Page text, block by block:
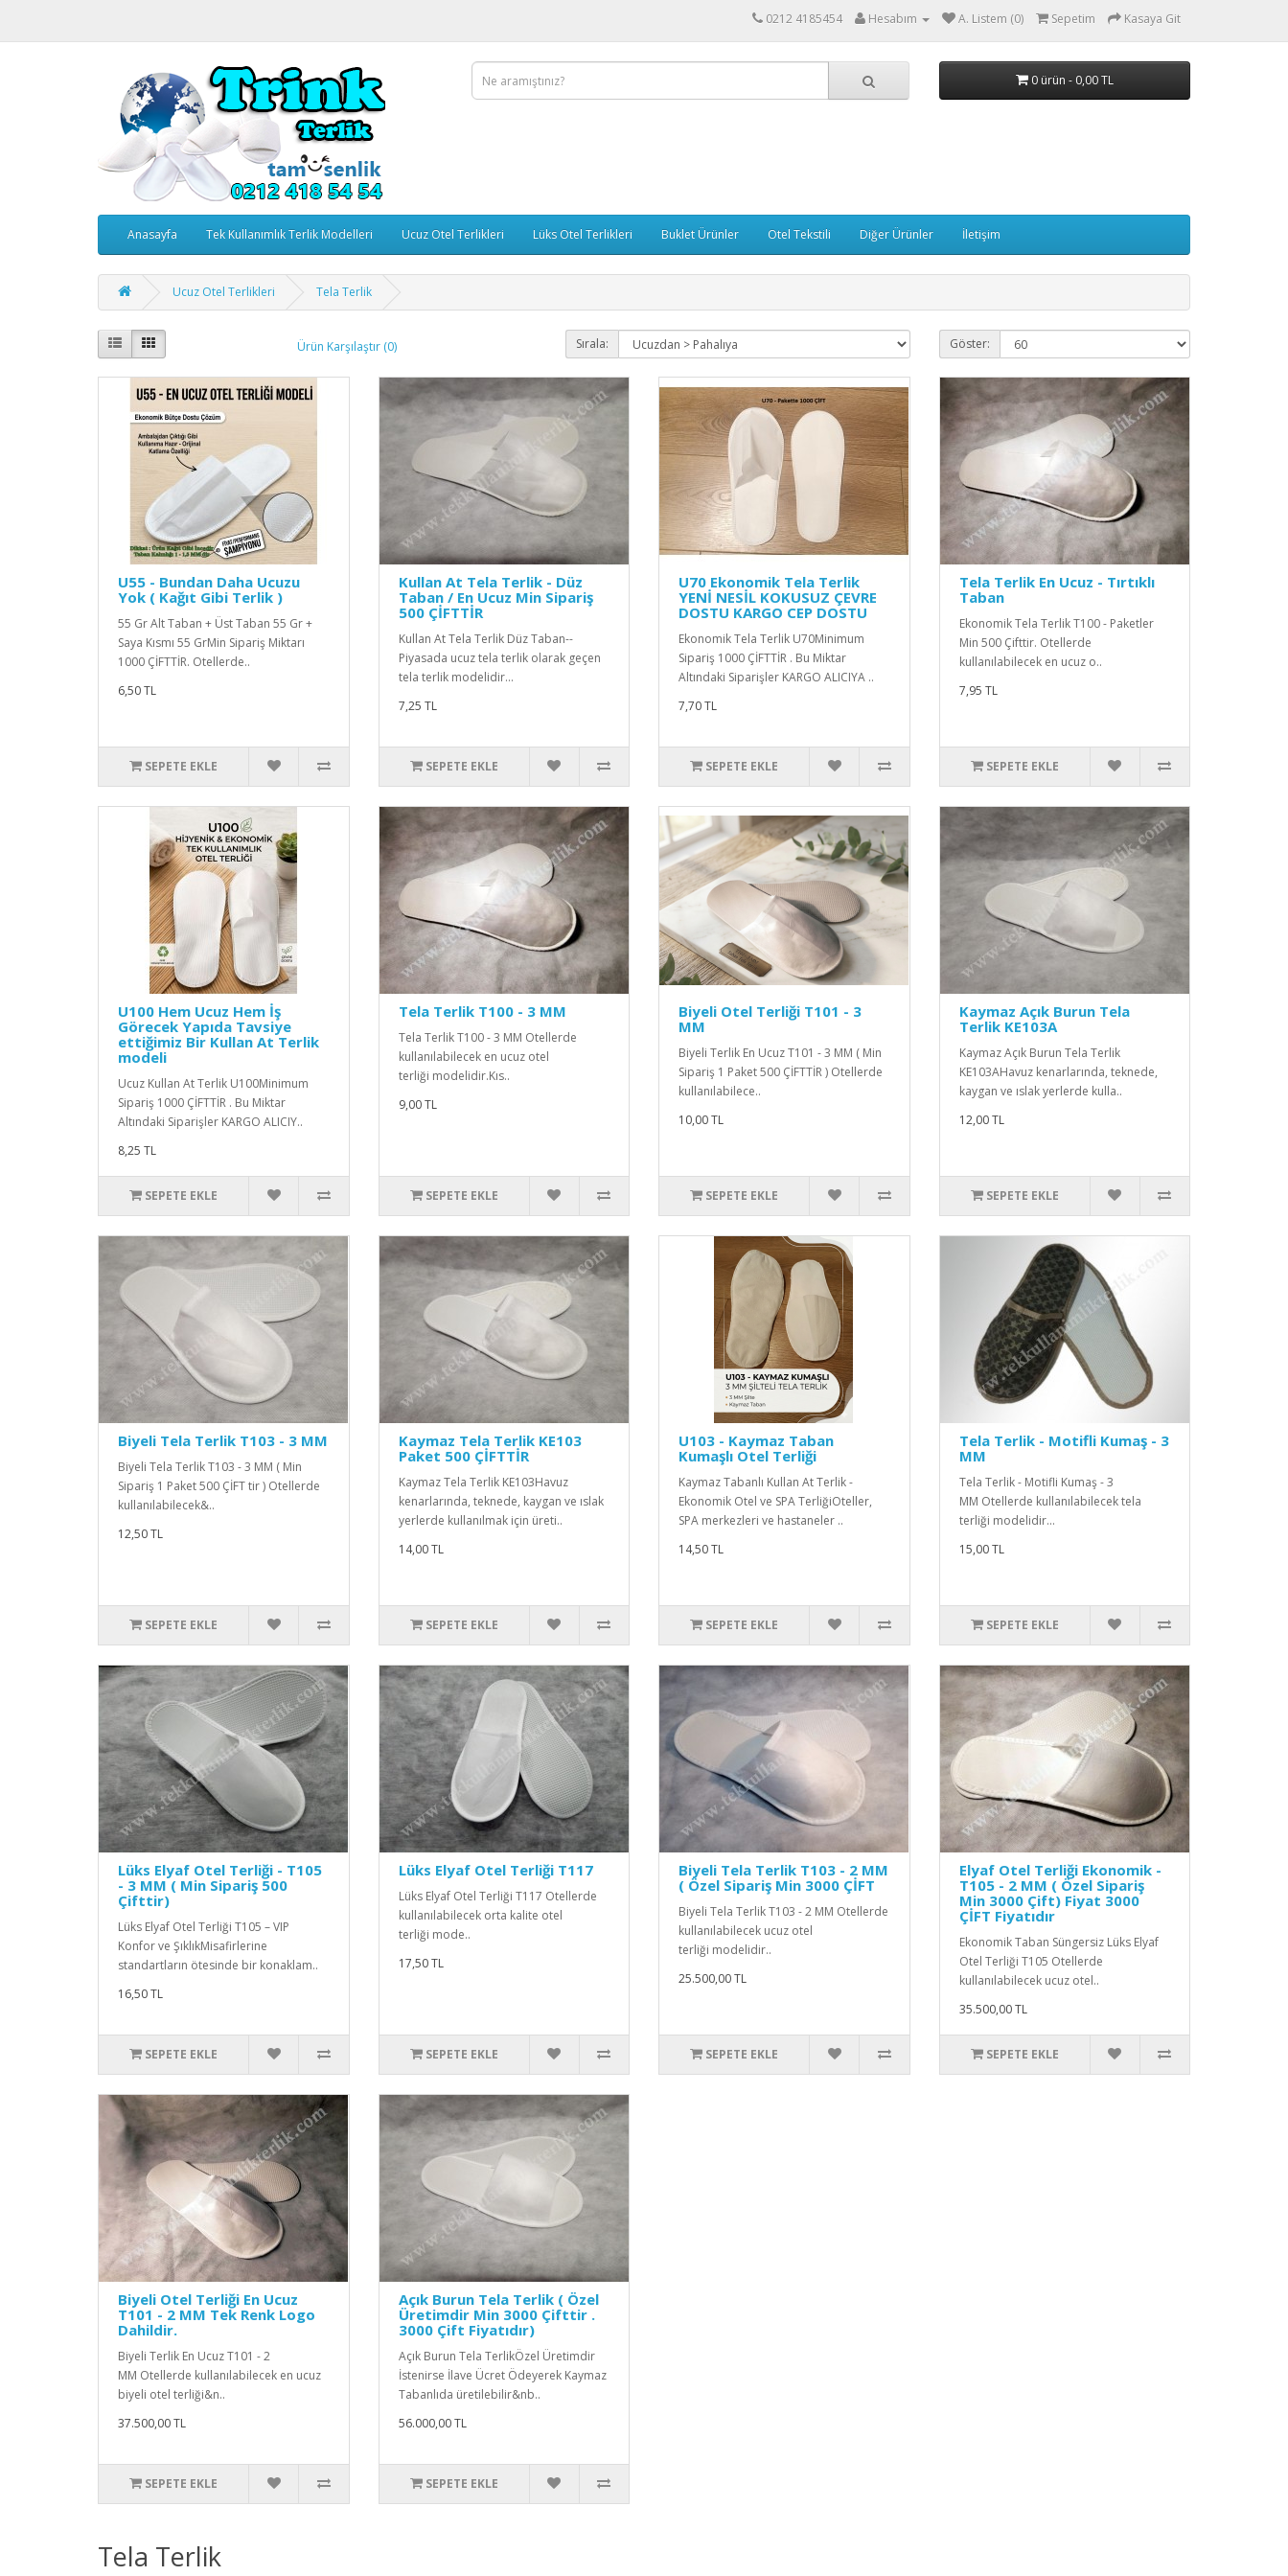
0212 4185454 Hesabım A. Listem (0) Sepetim Kasaya Git
0 ürün - 0,00 TL
Anasayfa Tek Kullanımlık Terlik Modelleri Ucuz Otel Terlikleri Lüks Otel Terlikleri Buklet Ürünler Otel Tekstili Diğer Ürünler İletişim
Ucuz Otel Terlikleri Tela Terlik
Ürün Karşılaştır (0) Sırala: Göster:
U55 - Bundan Daha Ucuzu
Yok ( Kağıt Gibi Terlik )
55 Gr Alt Taban + Üst Taban 55 Gr +
Saya Kısmı 55 GrMin Sipariş Miktarı
1000 ÇİFTTİR. Otellerde..
6,50 TL
SEPETE EKLE
Kullan At Tela Terlik - Düz
Taban / En Ucuz Min Sipariş
500 ÇİFTTİR
Kullan At Tela Terlik Düz Taban--
Piyasada ucuz tela terlik olarak geçen
tela terlik modelidir...
7,25 TL
SEPETE EKLE
U70 Ekonomik Tela Terlik
YENİ NESİL KOKUSUZ ÇEVRE
DOSTU KARGO CEP DOSTU
Ekonomik Tela Terlik U70Minimum
Sipariş 1000 ÇİFTTİR . Bu Miktar
Altındaki Siparişler KARGO ALICIYA ..
7,70 TL
SEPETE EKLE
Tela Terlik En Ucuz - Tırtıklı
Taban
Ekonomik Tela Terlik T100 - Paketler
Min 500 Çifttir. Otellerde
kullanılabilecek en ucuz o..
7,95 TL
SEPETE EKLE
U100 Hem Ucuz Hem İş
Görecek Yapıda Tavsiye
ettiğimiz Bir Kullan At Terlik
modeli
Ucuz Kullan At Terlik U100Minimum
Sipariş 1000 ÇİFTTİR . Bu Miktar
Altındaki Siparişler KARGO ALICIY..
8,25 TL
SEPETE EKLE
Tela Terlik T100 - 3 MM
Tela Terlik T100 - 3 MM Otellerde
kullanılabilecek en ucuz otel
terliği modelidir.Kıs..
9,00 TL
SEPETE EKLE
Biyeli Otel Terliği T101 - 3
MM
Biyeli Terlik En Ucuz T101 - 3 MM ( Min
Sipariş 1 Paket 500 ÇİFTTİR ) Otellerde
kullanılabilece..
10,00 TL
SEPETE EKLE
Kaymaz Açık Burun Tela
Terlik KE103A
Kaymaz Açık Burun Tela Terlik
KE103AHavuz kenarlarında, teknede,
kaygan ve ıslak yerlerde kulla..
12,00 TL
SEPETE EKLE
Biyeli Tela Terlik T103 - 3 MM
Biyeli Tela Terlik T103 - 3 MM ( Min
Sipariş 1 Paket 500 ÇİFT tir ) Otellerde
kullanılabilecek&..
12,50 TL
SEPETE EKLE
Kaymaz Tela Terlik KE103
Paket 500 ÇİFTTİR
Kaymaz Tela Terlik KE103Havuz
kenarlarında, teknede, kaygan ve ıslak
yerlerde kullanılmak için üreti..
14,00 TL
SEPETE EKLE
U103 - Kaymaz Taban
Kumaşlı Otel Terliği
Kaymaz Tabanlı Kullan At Terlik -
Ekonomik Otel ve SPA TerliğiOteller,
SPA merkezleri ve hastaneler ..
14,50 TL
SEPETE EKLE
Tela Terlik - Motifli Kumaş - 3
MM
Tela Terlik - Motifli Kumaş - 3
MM Otellerde kullanılabilecek tela
terliği modelidir...
15,00 TL
SEPETE EKLE
Lüks Elyaf Otel Terliği - T105
- 3 MM ( Min Sipariş 500
Çifttir)
Lüks Elyaf Otel Terliği T105 – VIP
Konfor ve ŞıklıkMisafirlerine
standartların ötesinde bir konaklam..
16,50 TL
SEPETE EKLE
Lüks Elyaf Otel Terliği T117
Lüks Elyaf Otel Terliği T117 Otellerde
kullanılabilecek orta kalite otel
terliği mode..
17,50 TL
SEPETE EKLE
Biyeli Tela Terlik T103 - 2 MM
( Özel Sipariş Min 3000 ÇİFT
Biyeli Tela Terlik T103 - 2 MM Otellerde
kullanılabilecek ucuz otel
terliği modelidir..
25.500,00 TL
SEPETE EKLE
Elyaf Otel Terliği Ekonomik -
T105 - 2 MM ( Özel Sipariş
Min 3000 Çift) Fiyat 3000
ÇİFT Fiyatıdır
Ekonomik Taban Süngersiz Lüks Elyaf
Otel Terliği T105 Otellerde
kullanılabilecek ucuz otel..
35.500,00 TL
SEPETE EKLE
Biyeli Otel Terliği En Ucuz
T101 - 2 MM Tek Renk Logo
Dahildir.
Biyeli Terlik En Ucuz T101 - 2
MM Otellerde kullanılabilecek en ucuz
biyeli otel terliği&n..
37.500,00 TL
SEPETE EKLE
Açık Burun Tela Terlik ( Özel
Üretimdir Min 3000 Çifttir .
3000 Çift Fiyatıdır)
Açık Burun Tela TerlikÖzel Üretimdir
İstenirse İlave Ücret Ödeyerek Kaymaz
Tabanlıda üretilebilir&nb..
56.000,00 TL
SEPETE EKLE
Tela Terlik